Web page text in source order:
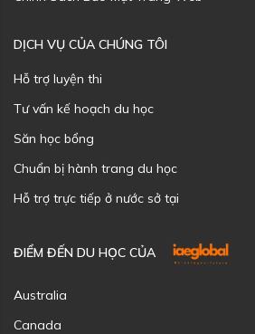
DỊCH VỤ CỦA CHÚNG TÔI
Hỗ trợ luyện thi
Tư vấn kế hoạch du học
Săn học bổng
Chuẩn bị hành trang du học
Hỗ trợ trực tiếp ở nước sở tại
ĐIỂM ĐẾN DU HỌC CỦA
Australia
Canada